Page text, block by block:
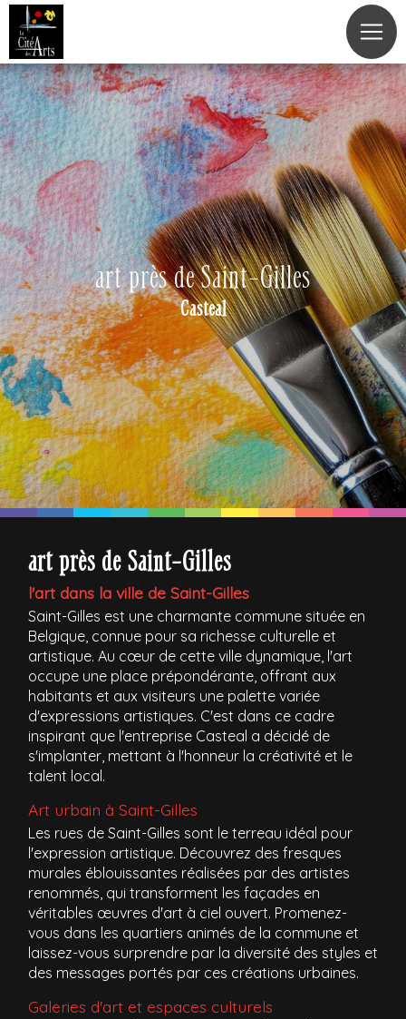
art près de Saint-Gilles
Casteal
art près de Saint-Gilles
l'art dans la ville de Saint-Gilles
Saint-Gilles est une charmante commune située en
Belgique, connue pour sa richesse culturelle et
artistique. Au cœur de cette ville dynamique, l'art
occupe une place prépondérante, offrant aux
habitants et aux visiteurs une palette variée
d'expressions artistiques. C'est dans ce cadre
inspirant que l'entreprise Casteal a décidé de
s'implanter, mettant à l'honneur la créativité et le
talent local.
Art urbain à Saint-Gilles
Les rues de Saint-Gilles sont le terreau idéal pour
l'expression artistique. Découvrez des fresques
murales éblouissantes réalisées par des artistes
renommés, qui transforment les façades en
véritables œuvres d'art à ciel ouvert. Promenez-
vous dans les quartiers animés de la commune et
laissez-vous surprendre par la diversité des styles et
des messages portés par ces créations urbaines.
Galeries d'art et espaces culturels
Panneau de gestion des cookies